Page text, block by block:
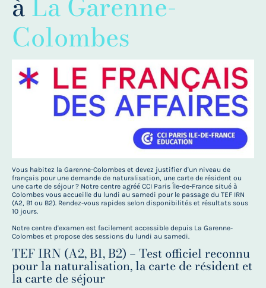
Colombes
Vous habitez la Garenne-Colombes et devez justifier d'un niveau de
français pour une demande de naturalisation, une carte de résident ou
une carte de séjour ? Notre centre agréé CCI Paris Île-de-France situé à
Colombes vous accueille du lundi au samedi pour le passage du TEF IRN
(A2, B1 ou B2). Rendez-vous rapides selon disponibilités et résultats sous
10 jours.
Notre centre d'examen est facilement accessible depuis La Garenne-
Colombes et propose des sessions du lundi au samedi.
TEF IRN (A2, B1, B2) – Test officiel reconnu
pour la naturalisation, la carte de résident et
la carte de séjour